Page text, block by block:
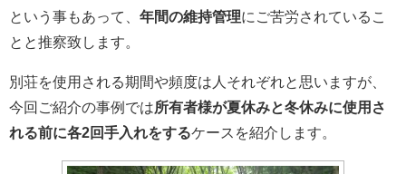
という事もあって、 年間の維持管理にご苦労されているこ
とと推察致します。
別荘を使用される期間や頻度は人それぞれと思いますが、
今回ご紹介の事例では所有者様が夏休みと冬休みに使用さ
れる前に各2回手入れをするケースを紹介します。